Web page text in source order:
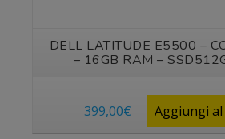
DELL LATITUDE E5500 –
– 16GB RAM –
399,00€ Aggiungi